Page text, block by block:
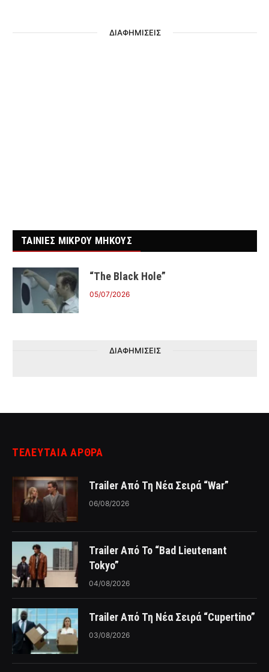
ΔΙΑΦΗΜΙΣΕΙΣ
ΤΑΙΝΙΕΣ ΜΙΚΡΟΥ ΜΗΚΟΥΣ
“The Black Hole”
05/07/2026
ΔΙΑΦΗΜΙΣΕΙΣ
ΤΕΛΕΥΤΑΙΑ ΑΡΘΡΑ
Trailer Από Τη Νέα Σειρά “War”
06/08/2026
Trailer Από Το “Bad Lieutenant
Tokyo”
04/08/2026
Trailer Από Τη Νέα Σειρά “Cupertino”
03/08/2026